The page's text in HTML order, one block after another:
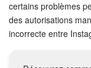
Projets IA
certains problèmes
des autorisations
incorrecte entre